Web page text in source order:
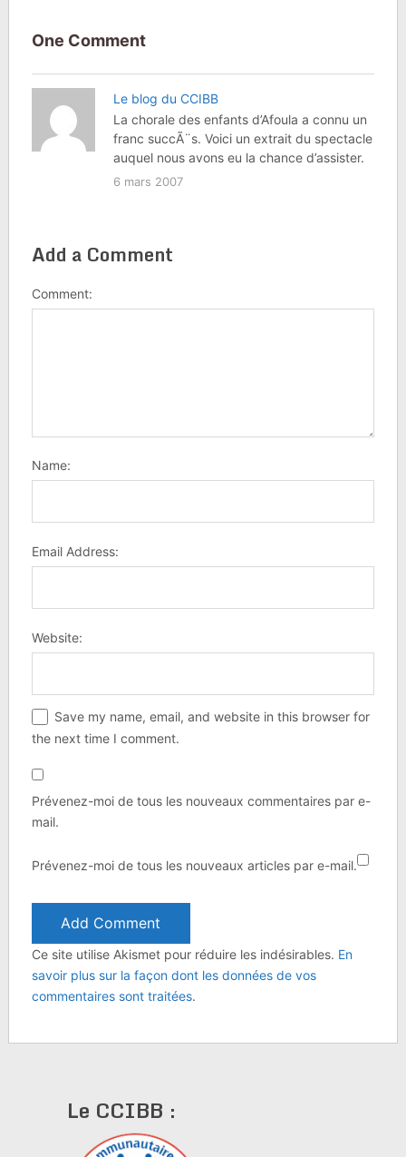
One Comment
Le blog du CCIBB
La chorale des enfants d’Afoula a connu un
franc succÃ¨s. Voici un extrait du spectacle
auquel nous avons eu la chance d’assister.
6 mars 2007
Add a Comment
Comment:
Name:
Email Address:
Website:
Save my name, email, and website in this browser for
the next time I comment.
Prévenez-moi de tous les nouveaux commentaires par e-
mail.
Prévenez-moi de tous les nouveaux articles par e-mail.
Ce site utilise Akismet pour réduire les indésirables. En
savoir plus sur la façon dont les données de vos
commentaires sont traitées.
Le CCIBB :